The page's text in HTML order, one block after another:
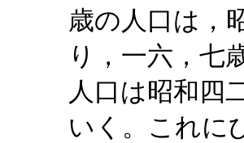
歳の人口は，
り，一六，七
人口は昭和四
いく。これに